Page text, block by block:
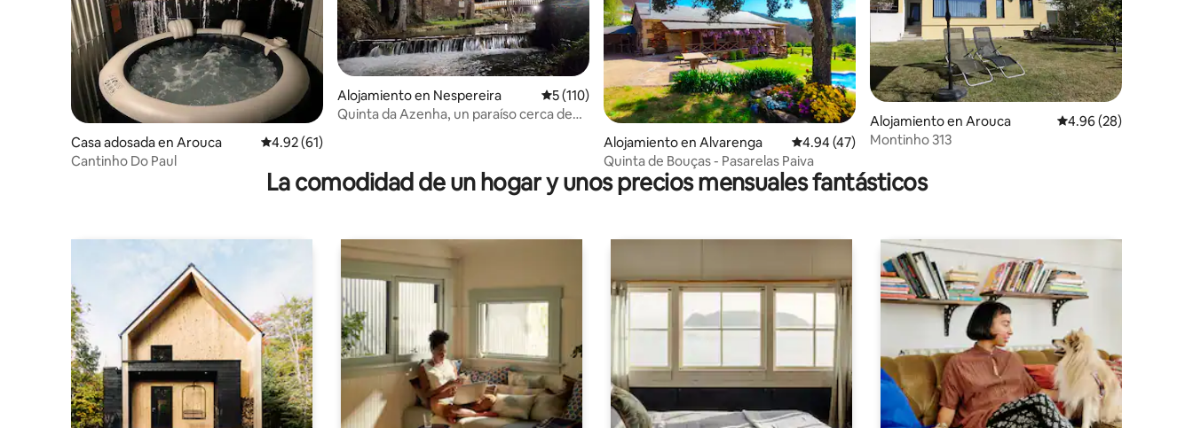
Casa adosada en Arouca Calificación promedio: 4.92 de 5, 61 reseñas
4.92 (61)
Cantinho Do Paul
Alojamiento en Nespereira Calificación promedio: 5 de 5, 110 reseñas
5 (110)
Quinta da Azenha, un paraíso cerca de
Alojamiento en Alvarenga Calificación promedio: 4.94 de 5, 47 reseñas
4.94 (47)
Quinta de Bouças - Pasarelas Paiva
Alojamiento en Arouca Calificación
4.96 (28)
Montinho 313
La comodidad de un hogar y unos precios mensuales fantásticos